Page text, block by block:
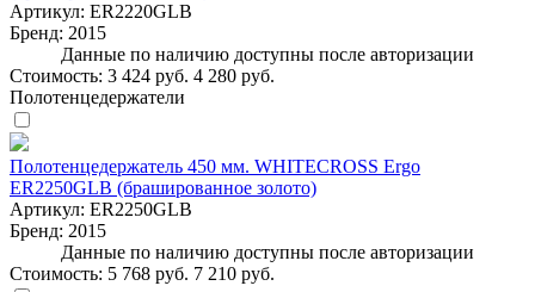
Артикул: ER2220GLB
Бренд: 2015
Данные по наличию доступны после авторизации
Стоимость: 3 424 руб. 4 280 руб.
Полотенцедержатели
Полотенцедержатель 450 мм. WHITECROSS Ergo
ER2250GLB (брашированное золото)
Артикул: ER2250GLB
Бренд: 2015
Данные по наличию доступны после авторизации
Стоимость: 5 768 руб. 7 210 руб.